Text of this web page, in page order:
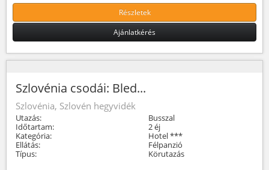
Részletek
Ajánlatkérés
Szlovénia csodái: Bled...
Szlovénia, Szlovén hegyvidék
Utazás:
Busszal
Időtartam:
2 éj
Kategória:
Hotel ***
Ellátás:
Félpanzió
Típus:
Körutazás